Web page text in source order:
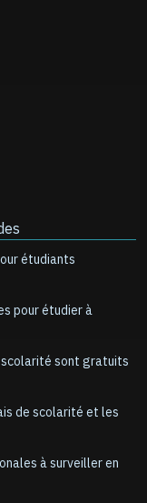
étudiants
pour étudier à
scolarité sont gratuits
de scolarité et les
à surveiller en